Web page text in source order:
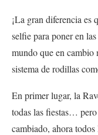
¡La gran diferencia es
selfie para poner en
mundo que en cambio
sistema de rodillas
En primer lugar, la
todas las fiestas…
cambiado, ahora